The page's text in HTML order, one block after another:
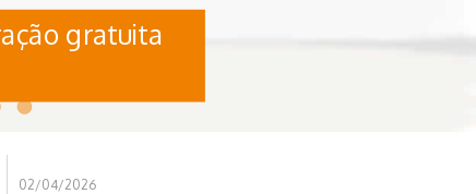
gratuita
02/04/2026